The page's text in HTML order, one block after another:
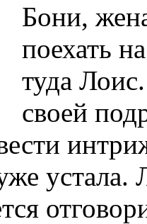
Бони,
поехать
туда
своей
устала.